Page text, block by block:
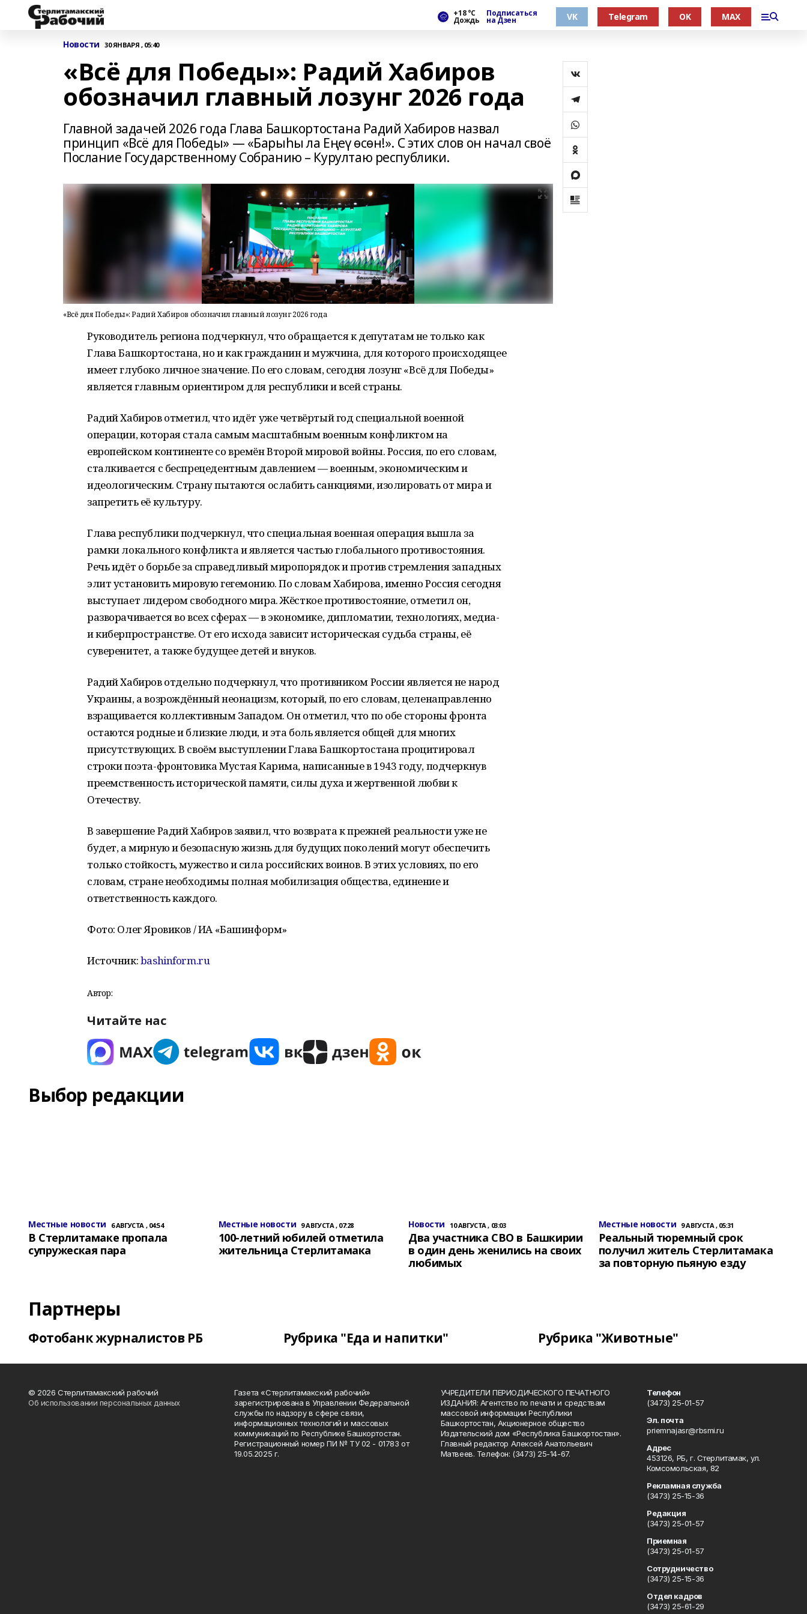
+18 °С
Дождь
Подписаться
на Дзен VK Telegram OK MAX
Новости 30 ЯНВАРЯ , 05:40
«Всё для Победы»: Радий Хабиров
обозначил главный лозунг 2026 года
Главной задачей 2026 года Глава Башкортостана Радий Хабиров назвал
принцип «Всё для Победы» — «Барыһы ла Еңеү өсөн!». С этих слов он начал своё
Послание Государственному Собранию – Курултаю республики.
«Всё для Победы»: Радий Хабиров обозначил главный лозунг 2026 года
Руководитель региона подчеркнул, что обращается к депутатам не только как
Глава Башкортостана, но и как гражданин и мужчина, для которого происходящее
имеет глубоко личное значение. По его словам, сегодня лозунг «Всё для Победы»
является главным ориентиром для республики и всей страны.
Радий Хабиров отметил, что идёт уже четвёртый год специальной военной
операции, которая стала самым масштабным военным конфликтом на
европейском континенте со времён Второй мировой войны. Россия, по его словам,
сталкивается с беспрецедентным давлением — военным, экономическим и
идеологическим. Страну пытаются ослабить санкциями, изолировать от мира и
запретить её культуру.
Глава республики подчеркнул, что специальная военная операция вышла за
рамки локального конфликта и является частью глобального противостояния.
Речь идёт о борьбе за справедливый миропорядок и против стремления западных
элит установить мировую гегемонию. По словам Хабирова, именно Россия сегодня
выступает лидером свободного мира. Жёсткое противостояние, отметил он,
разворачивается во всех сферах — в экономике, дипломатии, технологиях, медиа-
и киберпространстве. От его исхода зависит историческая судьба страны, её
суверенитет, а также будущее детей и внуков.
Радий Хабиров отдельно подчеркнул, что противником России является не народ
Украины, а возрождённый неонацизм, который, по его словам, целенаправленно
взращивается коллективным Западом. Он отметил, что по обе стороны фронта
остаются родные и близкие люди, и эта боль является общей для многих
присутствующих. В своём выступлении Глава Башкортостана процитировал
строки поэта-фронтовика Мустая Карима, написанные в 1943 году, подчеркнув
преемственность исторической памяти, силы духа и жертвенной любви к
Отечеству.
В завершение Радий Хабиров заявил, что возврата к прежней реальности уже не
будет, а мирную и безопасную жизнь для будущих поколений могут обеспечить
только стойкость, мужество и сила российских воинов. В этих условиях, по его
словам, стране необходимы полная мобилизация общества, единение и
ответственность каждого.
Фото: Олег Яровиков / ИА «Башинформ»
Источник:bashinform.ru
Автор:
Читайте нас
Выбор редакции
Местные новости 6 АВГУСТА , 04:54
В Стерлитамаке пропала
супружеская пара
Местные новости 9 АВГУСТА , 07:28
100-летний юбилей отметила
жительница Стерлитамака
Новости 10 АВГУСТА , 03:03
Два участника СВО в Башкирии
в один день женились на своих
любимых
Местные новости 9 АВГУСТА , 05:31
Реальный тюремный срок
получил житель Стерлитамака
за повторную пьяную езду
Партнеры
Фотобанк журналистов РБ Рубрика "Еда и напитки" Рубрика "Животные"
© 2026 Стерлитамакский рабочий
Об использовании персональных данных
Газета «Стерлитамакский рабочий»
зарегистрирована в Управлении Федеральной
службы по надзору в сфере связи,
информационных технологий и массовых
коммуникаций по Республике Башкортостан.
Регистрационный номер ПИ № ТУ 02 - 01783 от
19.05.2025 г.
УЧРЕДИТЕЛИ ПЕРИОДИЧЕСКОГО ПЕЧАТНОГО
ИЗДАНИЯ: Агентство по печати и средствам
массовой информации Республики
Башкортостан, Акционерное общество
Издательский дом «Республика Башкортостан».
Главный редактор Алексей Анатольевич
Матвеев. Телефон: (3473) 25-14-67.
Телефон
(3473) 25-01-57
Эл. почта
priemnajasr@rbsmi.ru
Адрес
453126, РБ, г. Стерлитамак, ул.
Комсомольская, 82
Рекламная служба
(3473) 25-15-36
Редакция
(3473) 25-01-57
Приемная
(3473) 25-01-57
Сотрудничество
(3473) 25-15-36
Отдел кадров
(3473) 25-61-29